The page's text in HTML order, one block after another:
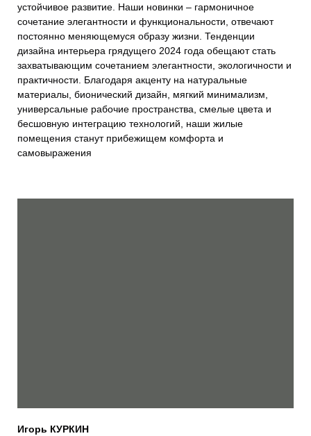
устойчивое развитие. Наши новинки – гармоничное
сочетание элегантности и функциональности, отвечают
постоянно меняющемуся образу жизни. Тенденции
дизайна интерьера грядущего 2024 года обещают стать
захватывающим сочетанием элегантности, экологичности и
практичности. Благодаря акценту на натуральные
материалы, бионический дизайн, мягкий минимализм,
универсальные рабочие пространства, смелые цвета и
бесшовную интеграцию технологий, наши жилые
помещения станут прибежищем комфорта и
самовыражения
Игорь КУРКИН